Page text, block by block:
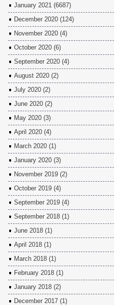
January 2021 (6687)
December 2020 (124)
November 2020 (4)
October 2020 (6)
September 2020 (4)
August 2020 (2)
July 2020 (2)
June 2020 (2)
May 2020 (3)
April 2020 (4)
March 2020 (1)
January 2020 (3)
November 2019 (2)
October 2019 (4)
September 2019 (4)
September 2018 (1)
June 2018 (1)
April 2018 (1)
March 2018 (1)
February 2018 (1)
January 2018 (2)
December 2017 (1)